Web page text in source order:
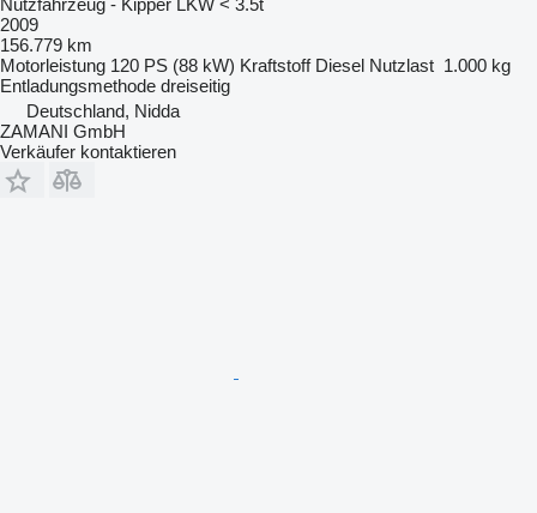
2009
156.779 km
Motorleistung 120 PS (88 kW) Kraftstoff Diesel Nutzlast 1.000 kg
Entladungsmethode dreiseitig
Deutschland, Nidda
ZAMANI GmbH
Verkäufer kontaktieren